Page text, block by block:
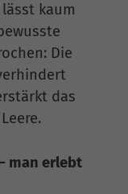
kaum
Die
das
man erlebt